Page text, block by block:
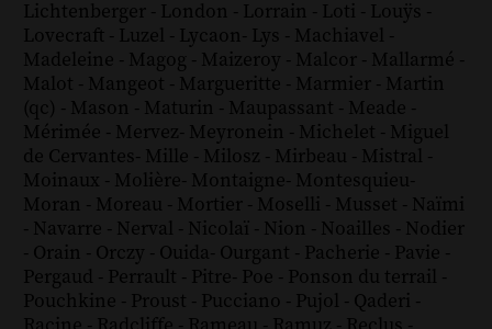
Lichtenberger - London - Lorrain - Loti - Louÿs -
Lovecraft - Luzel - Lycaon- Lys - Machiavel -
Madeleine - Magog - Maizeroy - Malcor - Mallarmé -
Malot - Mangeot - Margueritte - Marmier - Martin
(qc) - Mason - Maturin - Maupassant - Meade -
Mérimée - Mervez- Meyronein - Michelet - Miguel
de Cervantes- Mille - Milosz - Mirbeau - Mistral -
Moinaux - Molière- Montaigne- Montesquieu-
Moran - Moreau - Mortier - Moselli - Musset - Naïmi
- Navarre - Nerval - Nicolaï - Nion - Noailles - Nodier
- Orain - Orczy - Ouida- Ourgant - Pacherie - Pavie -
Pergaud - Perrault - Pitre- Poe - Ponson du terrail -
Pouchkine - Proust - Pucciano - Pujol - Qaderi -